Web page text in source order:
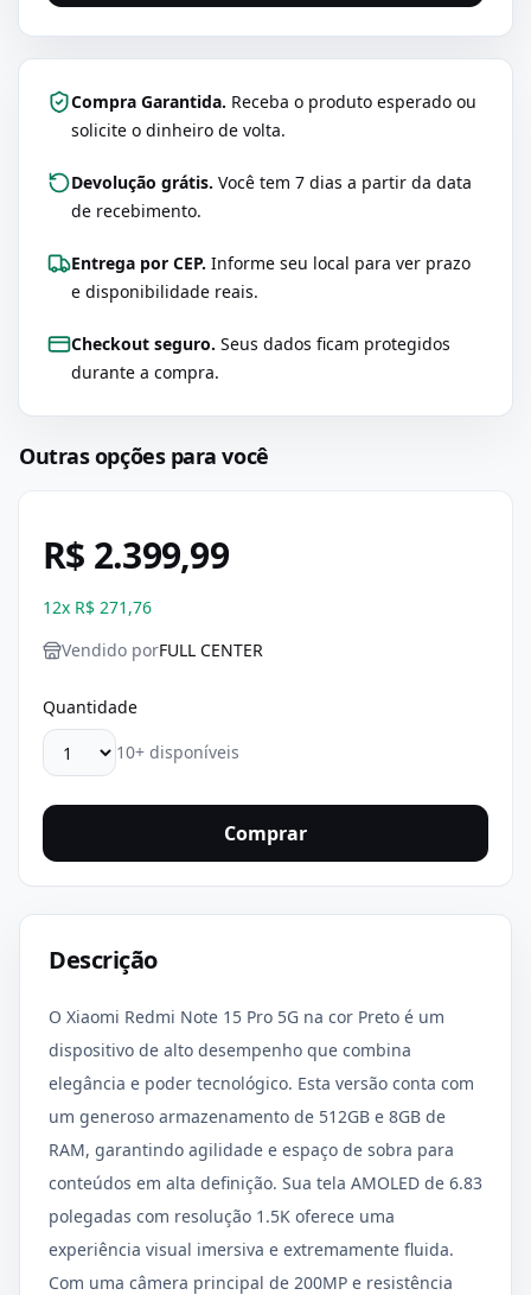
Compra Garantida. Receba o produto esperado ou
solicite o dinheiro de volta.
Devolução grátis. Você tem 7 dias a partir da data
de recebimento.
Entrega por CEP. Informe seu local para ver prazo
e disponibilidade reais.
Checkout seguro. Seus dados ficam protegidos
durante a compra.
Outras opções para você
R$ 2.399,99
12x R$ 271,76
Vendido porFULL CENTER
Quantidade
10+ disponíveis
Comprar
Descrição
O Xiaomi Redmi Note 15 Pro 5G na cor Preto é um
dispositivo de alto desempenho que combina
elegância e poder tecnológico. Esta versão conta com
um generoso armazenamento de 512GB e 8GB de
RAM, garantindo agilidade e espaço de sobra para
conteúdos em alta definição. Sua tela AMOLED de 6.83
polegadas com resolução 1.5K oferece uma
experiência visual imersiva e extremamente fluida.
Com uma câmera principal de 200MP e resistência